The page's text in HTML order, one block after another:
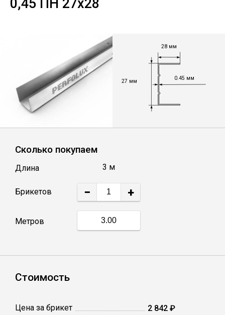
Уголок
Балка
Квадрат
Катанка
0,45 ПН 27х28
28 мм
27 мм 0.45 мм
Сколько покупаем
Длина 3 м
− +
Метров
Стоимость
Цена за брикет 2 842 ₽